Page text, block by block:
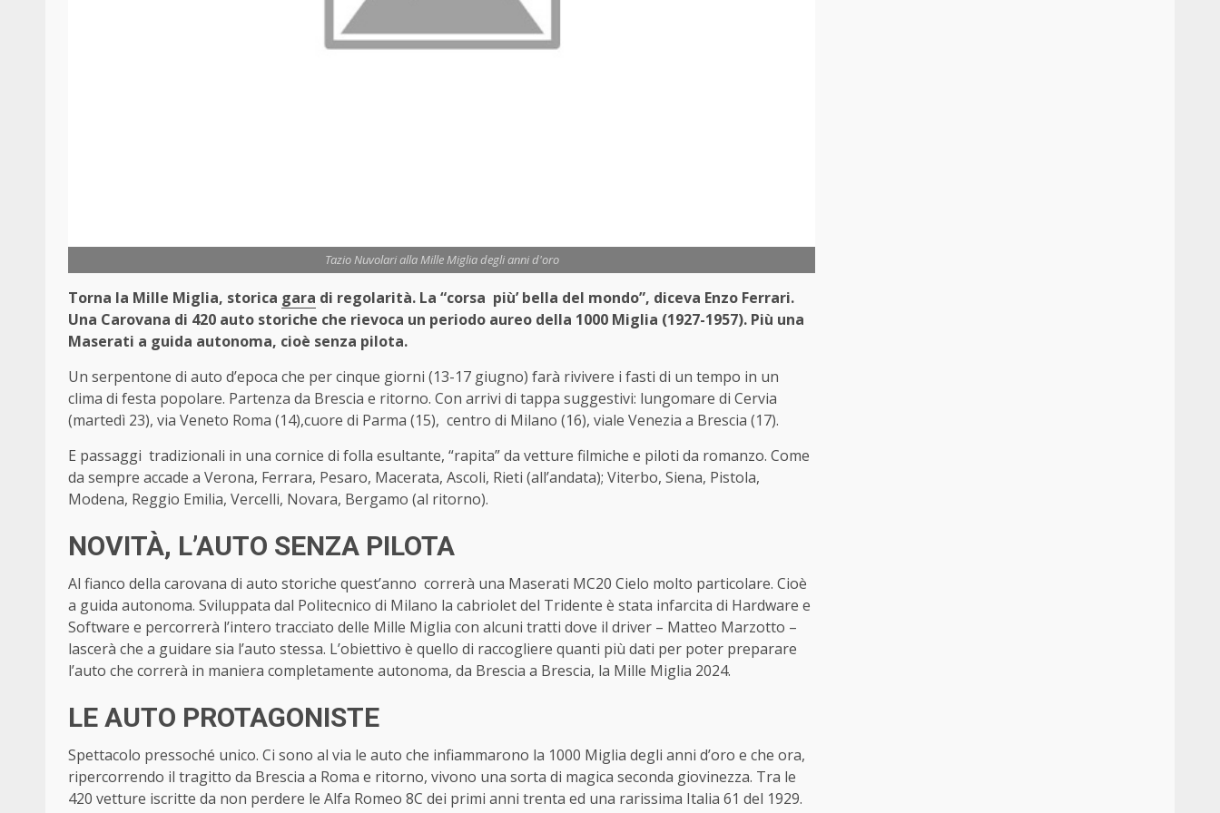
Tazio Nuvolari alla Mille Miglia degli anni d'oro
Torna la Mille Miglia, storica gara di regolarità. La “corsa più’ bella del mondo”, diceva Enzo Ferrari.
Una Carovana di 420 auto storiche che rievoca un periodo aureo della 1000 Miglia (1927-1957). Più una
Maserati a guida autonoma, cioè senza pilota.
Un serpentone di auto d’epoca che per cinque giorni (13-17 giugno) farà rivivere i fasti di un tempo in un
clima di festa popolare. Partenza da Brescia e ritorno. Con arrivi di tappa suggestivi: lungomare di Cervia
(martedì 23), via Veneto Roma (14),cuore di Parma (15), centro di Milano (16), viale Venezia a Brescia (17).
E passaggi tradizionali in una cornice di folla esultante, “rapita” da vetture filmiche e piloti da romanzo. Come
da sempre accade a Verona, Ferrara, Pesaro, Macerata, Ascoli, Rieti (all’andata); Viterbo, Siena, Pistola,
Modena, Reggio Emilia, Vercelli, Novara, Bergamo (al ritorno).
NOVITÀ, L’AUTO SENZA PILOTA
Al fianco della carovana di auto storiche quest’anno correrà una Maserati MC20 Cielo molto particolare. Cioè
a guida autonoma. Sviluppata dal Politecnico di Milano la cabriolet del Tridente è stata infarcita di Hardware e
Software e percorrerà l’intero tracciato delle Mille Miglia con alcuni tratti dove il driver – Matteo Marzotto –
lascerà che a guidare sia l’auto stessa. L’obiettivo è quello di raccogliere quanti più dati per poter preparare
l’auto che correrà in maniera completamente autonoma, da Brescia a Brescia, la Mille Miglia 2024.
LE AUTO PROTAGONISTE
Spettacolo pressoché unico. Ci sono al via le auto che infiammarono la 1000 Miglia degli anni d’oro e che ora,
ripercorrendo il tragitto da Brescia a Roma e ritorno, vivono una sorta di magica seconda giovinezza. Tra le
420 vetture iscritte da non perdere le Alfa Romeo 8C dei primi anni trenta ed una rarissima Italia 61 del 1929.